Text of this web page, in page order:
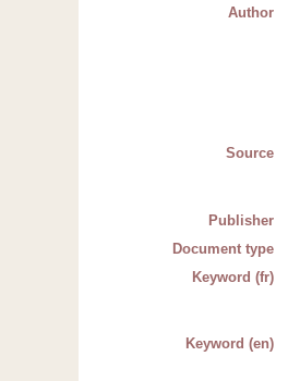
Author
Source
Publisher
Document type
Keyword (fr)
Keyword (en)